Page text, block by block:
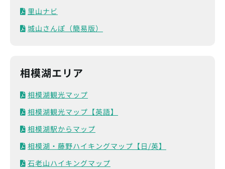
里山ナビ
城山さんぽ（簡易版）
相模湖エリア
相模湖観光マップ
相模湖観光マップ【英語】
相模湖駅からマップ
相模湖・藤野ハイキングマップ【日/英】
石老山ハイキングマップ